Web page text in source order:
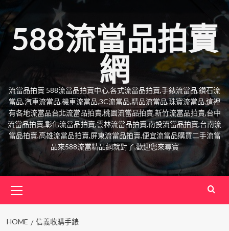
to
content
588流當品拍賣
網
流當品拍賣 588流當品拍賣中心,各式流當品拍賣,手錶流當品,鑽石流
當品,汽車流當品,機車流當品,3C流當品,精品流當品,珠寶流當品,這裡
有各地流當品台北流當品拍賣,桃園流當品拍賣,新竹流當品拍賣,台中
流當品拍賣,彰化流當品拍賣,雲林流當品拍賣,南投流當品拍賣,台南流
當品拍賣,高雄流當品拍賣,屏東流當品拍賣,便宜流當品購買二手流當
品來588流當精品網就對了,歡迎您來尋寶
Menu
HOME 信義收購手錶